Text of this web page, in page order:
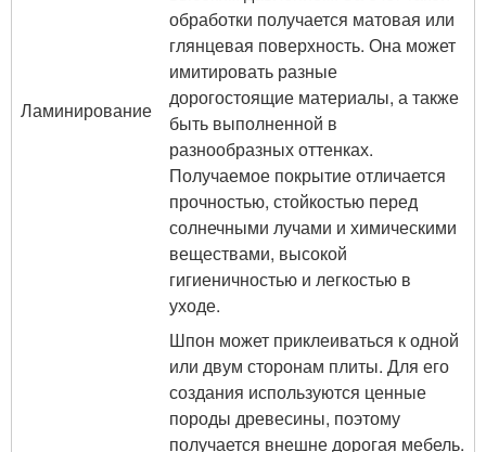
Ламинирование
обработки получается матовая или
глянцевая поверхность. Она может
имитировать разные
дорогостоящие материалы, а также
быть выполненной в
разнообразных оттенках.
Получаемое покрытие отличается
прочностью, стойкостью перед
солнечными лучами и химическими
веществами, высокой
гигиеничностью и легкостью в
уходе.
Шпон может приклеиваться к одной
или двум сторонам плиты. Для его
создания используются ценные
породы древесины, поэтому
получается внешне дорогая мебель.